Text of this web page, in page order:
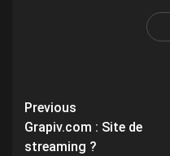
Post
navigation
Previous
Grapiv.com : Site de
streaming ?